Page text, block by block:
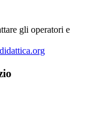
gli operatori e